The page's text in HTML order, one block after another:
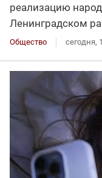
реализацию
Ленинградском
Общество сегодня,